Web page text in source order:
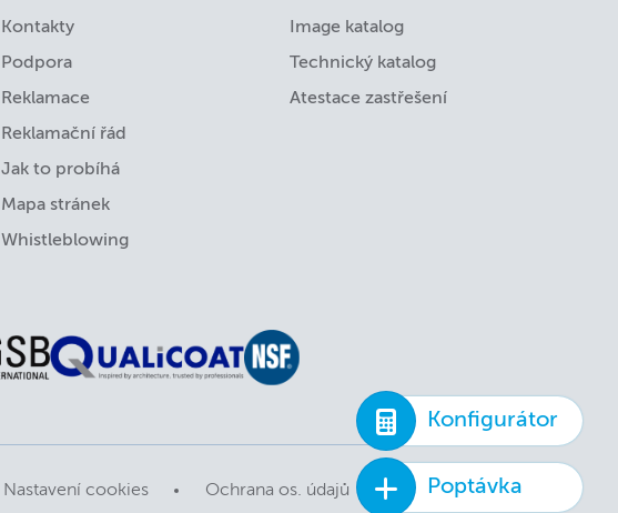
Kontakty
Podpora
Reklamace
Reklamační řád
Jak to probíhá
Mapa stránek
Whistleblowing
Image katalog
Technický katalog
Atestace zastřešení
Nastavení cookies Ochrana os. údajů Ochrana obsahu
Konfigurátor
Poptávka